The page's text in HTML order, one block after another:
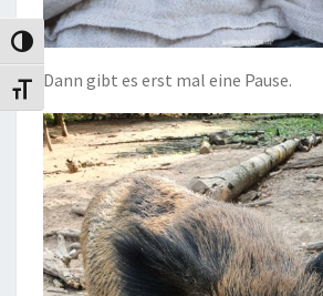
Umschalten auf hohe Kontraste
Schrift vergrößern
Dann gibt es erst mal eine Pause.